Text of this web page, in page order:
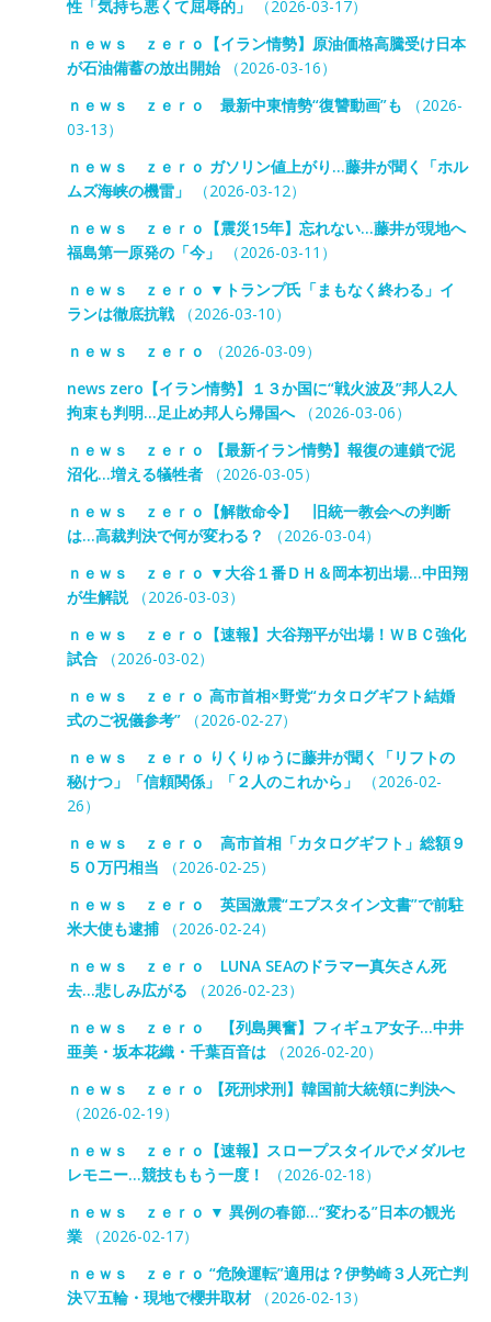
性「気持ち悪くて屈辱的」
（2026-03-17）
ｎｅｗｓ ｚｅｒｏ【イラン情勢】原油価格高騰受け日本
が石油備蓄の放出開始（2026-03-16）
ｎｅｗｓ ｚｅｒｏ 最新中東情勢“復讐動画”も （2026-
03-13）
ｎｅｗｓ ｚｅｒｏ ガソリン値上がり…藤井が聞く「ホル
ムズ海峡の機雷」
（2026-03-12）
ｎｅｗｓ ｚｅｒｏ【震災15年】忘れない…藤井が現地へ
福島第一原発の「今」
（2026-03-11）
ｎｅｗｓ ｚｅｒｏ ▼トランプ氏「まもなく終わる」イ
ランは徹底抗戦（2026-03-10）
ｎｅｗｓ ｚｅｒｏ
（2026-03-09）
news zero【イラン情勢】１３か国に“戦火波及”邦人2人
拘束も判明…足止め邦人ら帰国へ（2026-03-06）
ｎｅｗｓ ｚｅｒｏ 【最新イラン情勢】報復の連鎖で泥
沼化…増える犠牲者（2026-03-05）
ｎｅｗｓ ｚｅｒｏ【解散命令】 旧統一教会への判断
は…高裁判決で何が変わる？
（2026-03-04）
ｎｅｗｓ ｚｅｒｏ ▼大谷１番ＤＨ＆岡本初出場…中田翔
が生解説（2026-03-03）
ｎｅｗｓ ｚｅｒｏ【速報】大谷翔平が出場！ＷＢＣ強化
試合（2026-03-02）
ｎｅｗｓ ｚｅｒｏ 高市首相×野党“カタログギフト結婚
式のご祝儀参考”（2026-02-27）
ｎｅｗｓ ｚｅｒｏ りくりゅうに藤井が聞く「リフトの
秘けつ」「信頼関係」「２人のこれから」
（2026-02-
26）
ｎｅｗｓ ｚｅｒｏ 高市首相「カタログギフト」総額９
５０万円相当 （2026-02-25）
ｎｅｗｓ ｚｅｒｏ 英国激震“エプスタイン文書”で前駐
米大使も逮捕（2026-02-24）
ｎｅｗｓ ｚｅｒｏ LUNA SEAのドラマー真矢さん死
去…悲しみ広がる （2026-02-23）
ｎｅｗｓ ｚｅｒｏ 【列島興奮】フィギュア女子…中井
亜美・坂本花織・千葉百音は（2026-02-20）
ｎｅｗｓ ｚｅｒｏ 【死刑求刑】韓国前大統領に判決へ
（2026-02-19）
ｎｅｗｓ ｚｅｒｏ【速報】スロープスタイルでメダルセ
レモニー…競技ももう一度！
（2026-02-18）
ｎｅｗｓ ｚｅｒｏ ▼ 異例の春節…“変わる”日本の観光
業（2026-02-17）
ｎｅｗｓ ｚｅｒｏ “危険運転”適用は？伊勢崎３人死亡判
決▽五輪・現地で櫻井取材（2026-02-13）